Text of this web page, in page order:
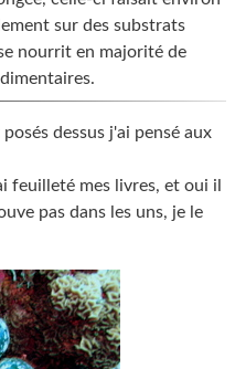
sur des substrats
nourrit en majorité de
dessus j'ai pensé aux
feuilleté mes livres, et oui il
pas dans les uns, je le